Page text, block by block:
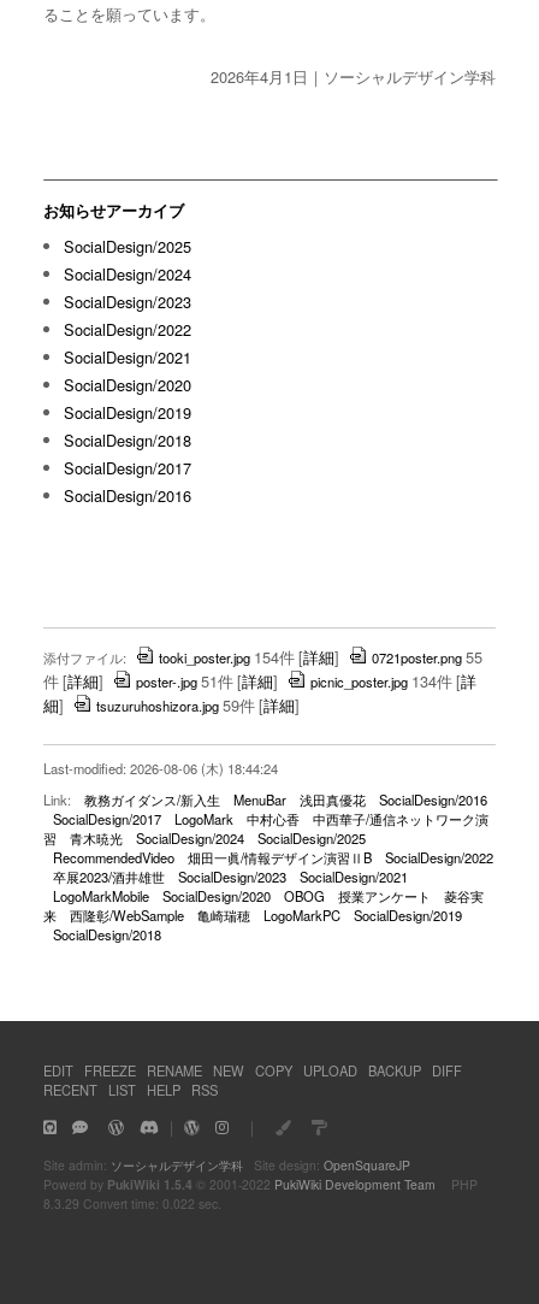
ることを願っています。
2026年4月1日｜ソーシャルデザイン学科
お知らせアーカイブ
SocialDesign/2025
SocialDesign/2024
SocialDesign/2023
SocialDesign/2022
SocialDesign/2021
SocialDesign/2020
SocialDesign/2019
SocialDesign/2018
SocialDesign/2017
SocialDesign/2016
添付ファイル: tooki_poster.jpg 154件[詳細] 0721poster.png55
件[詳細] poster-.jpg51件[詳細] picnic_poster.jpg 134件[詳
細] tsuzuruhoshizora.jpg59件[詳細]
Last-modified: 2026-08-06 (木) 18:44:24
Link:
教務ガイダンス/新入生 MenuBar 浅田真優花
SocialDesign/2016
SocialDesign/2017
LogoMark 中村心香
中西華子/通信ネットワーク演
習
青木暁光 SocialDesign/2024
SocialDesign/2025
RecommendedVideo
畑田一眞/情報デザイン演習ⅡB
SocialDesign/2022
卒展2023/酒井雄世
SocialDesign/2023
SocialDesign/2021
LogoMarkMobile
SocialDesign/2020 OBOG 授業アンケート
菱谷実
来
西隆彰/WebSample 亀崎瑞穂 LogoMarkPC
SocialDesign/2019
SocialDesign/2018
EDIT FREEZE RENAME NEW COPY UPLOAD BACKUP
DIFF
RECENT
LIST HELP RSS
｜ ｜
Site admin: ソーシャルデザイン学科Site design: OpenSquareJP
Powerd by PukiWiki 1.5.4 © 2001-2022 PukiWiki Development Team PHP
8.3.29 Convert time: 0.022 sec.